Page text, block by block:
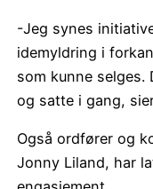
-Jeg synes
idemyldring i
som kunne
og satte i gang,
Også ordfører og
Jonny Liland, har